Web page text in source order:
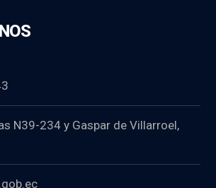
N39-234 y Gaspar de Villarroel,